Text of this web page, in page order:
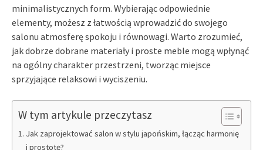
minimalistycznych form. Wybierając odpowiednie
elementy, możesz z łatwością wprowadzić do swojego
salonu atmosferę spokoju i równowagi. Warto zrozumieć,
jak dobrze dobrane materiały i proste meble mogą wpłynąć
na ogólny charakter przestrzeni, tworząc miejsce
sprzyjające relaksowi i wyciszeniu.
W tym artykule przeczytasz
Jak zaprojektować salon w stylu japońskim, łącząc harmonię
i prostotę?